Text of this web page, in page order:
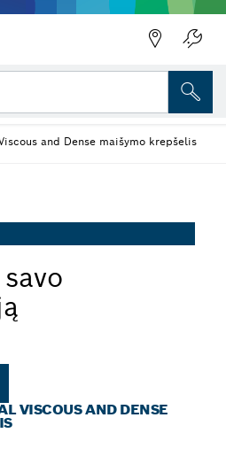
and Dense maišymo krepšelis
VISCOUS AND DENSE
Viscous and Dense